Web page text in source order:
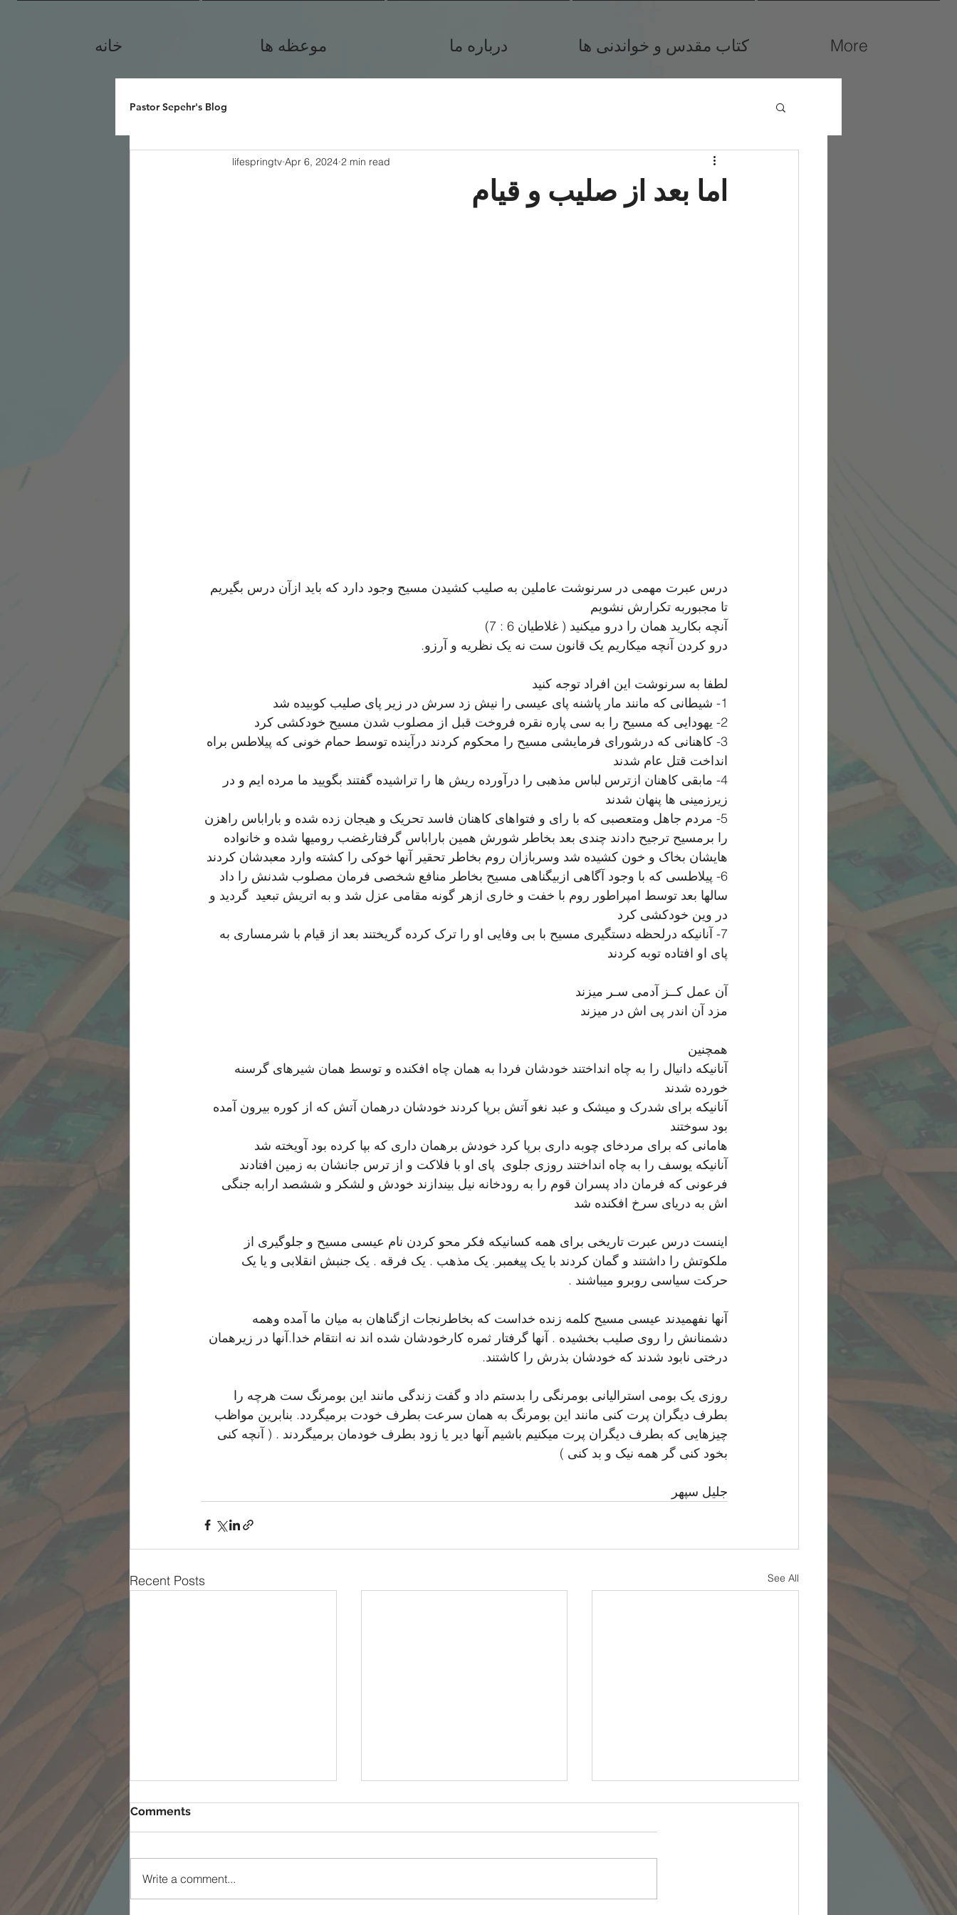
خانه موعظه ها درباره ما کتاب مقدس و خواندنی ها More
Pastor Sepehr's Blog
اما بعد از صلیب و قیام
lifespringtv Apr 6, 2024 2 min read
درس عبرت مهمی در سرنوشت عاملین به صلیب کشیدن مسیح وجود دارد که باید ازآن درس بگیریم
تا مجبوربه تکرارش نشویم
آنچه بکارید همان را درو میکنید ( غلاطیان 6 : 7)
درو کردن آنچه میکاریم یک قانون ست نه یک نظریه و آرزو.
لطفا به سرنوشت این افراد توجه کنید
1- شیطانی که مانند مار پاشنه پای عیسی را نیش زد سرش در زیر پای صلیب کوبیده شد
2- یهودايى که مسیح را به سی پاره نقره فروخت قبل از مصلوب شدن مسیح خودکشی کرد
3- کاهنانی که درشورای فرمایشی مسیح را محکوم کردند درآینده توسط حمام خونی که پیلاطس براه
انداخت قتل عام شدند
4- مابقی کاهنان ازترس لباس مذهبی را درآورده ریش ها را تراشیده گفتند بگویید ما مرده ایم و در
زیرزمینی ها پنهان شدند
5- مردم جاهل ومتعصبی که با رای و فتواهای کاهنان فاسد تحریک و هیجان زده شده و باراباس راهزن
را برمسیح ترجیح دادند چندی بعد بخاطر شورش همین باراباس گرفتارغضب رومیها شده و خانواده
هایشان بخاک و خون کشیده شد وسربازان روم بخاطر تحقیر آنها خوکی را کشته وارد معبدشان کردند
6- پیلاطسی که با وجود آگاهی ازبیگناهی مسیح بخاطر منافع شخصی فرمان مصلوب شدنش را داد
سالها بعد توسط امپراطور روم با خفت و خاری ازهر گونه مقامی عزل شد و به اتریش تبعید  گردید و
در وین خودکشی کرد
7- آنانیکه درلحظه دستگیری مسیح با بی وفایی او را ترک کرده گریختند بعد از قیام با شرمساری به
پای او افتاده توبه کردند
آن عمل کــز آدمی سـر میزند
مزد آن اندر پی اش در میزند
همچنین
آنانیکه دانیال را به چاه انداختند خودشان فردا به همان چاه افکنده و توسط همان شیرهای گرسنه
خورده شدند
آنانیکه برای شدرک و میشک و عبد نغو آتش برپا کردند خودشان درهمان آتش که از کوره بیرون آمده
بود سوختند
هامانی که برای مردخای چوبه داری برپا کرد خودش برهمان داری که بپا کرده بود آویخته شد
آنانیکه یوسف را به چاه انداختند روزی جلوی  پای او با فلاکت و از ترس جانشان به زمین افتادند
فرعونی که فرمان داد پسران قوم را به رودخانه نیل بیندازند خودش و لشکر و ششصد ارابه جنگی
اش به دریای سرخ افکنده شد
اینست درس عبرت تاریخی برای همه کسانیکه فکر محو کردن نام عیسی مسیح و جلوگیری از
ملکوتش را داشتند و گمان کردند با یک پیغمبر. یک مذهب . یک فرقه . یک جنبش انقلابی و یا یک
حرکت سیاسی روبرو میباشند .
آنها نفهمیدند عیسی مسیح کلمه زنده خداست که بخاطرنجات ازگناهان به میان ما آمده وهمه
دشمنانش را روی صلیب بخشیده . آنها گرفتار ثمره کارخودشان شده اند نه انتقام خدا.آنها در زیرهمان
درختی نابود شدند که خودشان بذرش را کاشتند.
روزی یک بومی استرالیانی بومرنگی را بدستم داد و گفت زندگی مانند این بومرنگ ست هرچه را
بطرف دیگران پرت کنی مانند این بومرنگ به همان سرعت بطرف خودت برمیگردد. بنابرین مواظب
چیزهایی که بطرف دیگران پرت میکنیم باشیم آنها دیر یا زود بطرف خودمان برمیگردند . ( آنچه کنی
بخود کنی گر همه نیک و بد کنی )
جلیل سپهر
Recent Posts See All
ممکن شدن غیر ممکن ها
Comments
Write a comment...